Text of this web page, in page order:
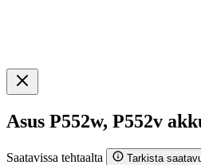
Asus P552w, P552v
Saatavissa tehtaalta Tarkista